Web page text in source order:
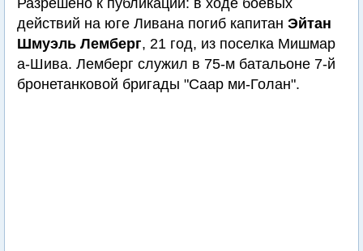
Разрешено к публикации: в ходе боевых
действий на юге Ливана погиб капитан Эйтан
Шмуэль Лемберг, 21 год, из поселка Мишмар
а-Шива. Лемберг служил в 75-м батальоне 7-й
бронетанковой бригады "Саар ми-Голан".